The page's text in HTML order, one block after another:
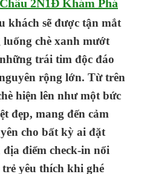
2N1Đ Khám Phá
khách sẽ được tận mắt
chè xanh mướt
trái tim độc đáo
rộng lớn. Từ trên
hiện lên như một bức
đẹp, mang đến cảm
cho bất kỳ ai đặt
điểm check-in nổi
yêu thích khi ghé